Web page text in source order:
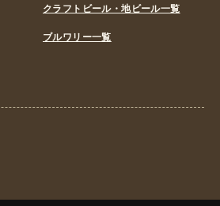
クラフトビール・地ビール一覧
ブルワリー一覧